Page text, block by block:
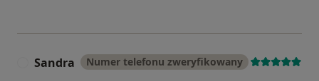
Sandra Numer telefonu zweryfikowany